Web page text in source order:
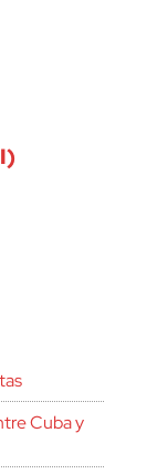
Cuba y